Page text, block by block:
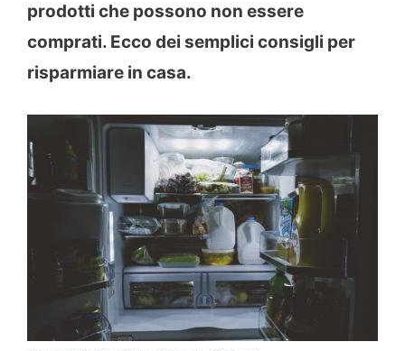
prodotti che possono non essere
comprati. Ecco dei semplici consigli per
risparmiare in casa.